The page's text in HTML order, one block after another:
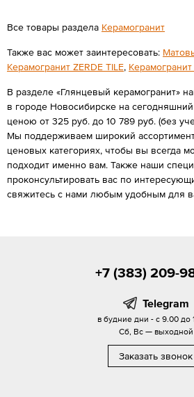
Все товары раздела Керамогранит
Также вас может заинтересовать:
Керамогранит ZERDE TILE,
В разделе «Глянцевый керамогранит»
в городе Новосибирске на
ценою от 325 руб. до 10 789 руб. (без
Мы поддерживаем широкий
ценовых категориях, чтобы вы всегда
подходит именно вам. Также наши
проконсультировать вас по
свяжитесь с нами любым удобным для
+7 (383) 209-
Telegram
в будние дни - с 9.00 до
Сб, Вс — выходной
Заказать звонок